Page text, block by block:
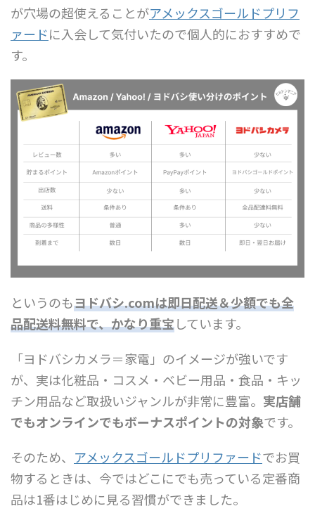
が穴場の超使えることがアメックスゴールドプリフ
ァードに入会して気付いたので個人的におすすめで
す。
というのもヨドバシ.comは即日配送＆少額でも全
品配送料無料で、かなり重宝しています。
「ヨドバシカメラ＝家電」のイメージが強いです
が、実は化粧品・コスメ・ベビー用品・食品・キッ
チン用品など取扱いジャンルが非常に豊富。 実店舗
でもオンラインでもボーナスポイントの対象です。
そのため、 アメックスゴールドプリファードでお買
物するときは、今ではどこにでも売っている定番商
品は1番はじめに見る習慣ができました。